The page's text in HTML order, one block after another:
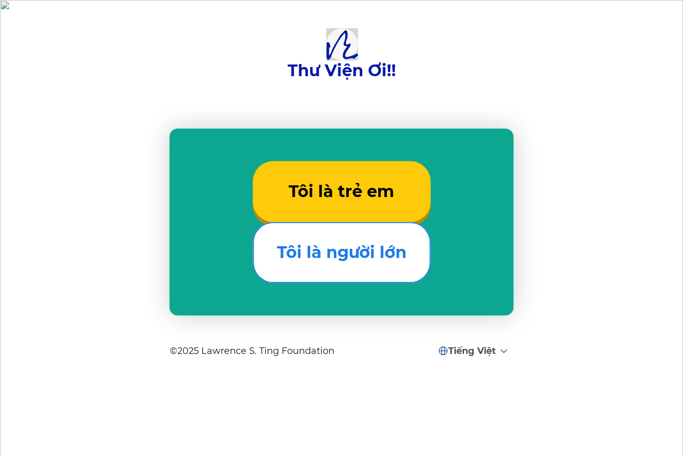
Thư Viện Ơi!!
Tôi là trẻ em
Tôi là người lớn
©2025 Lawrence S. Ting Foundation Tiếng Việt